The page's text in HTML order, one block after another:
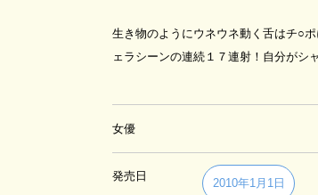
生き物のようにウネウネ動く舌はチ○
ェラシーンの連続１７連射！自分がシ
女優
発売日
2010年1月1日